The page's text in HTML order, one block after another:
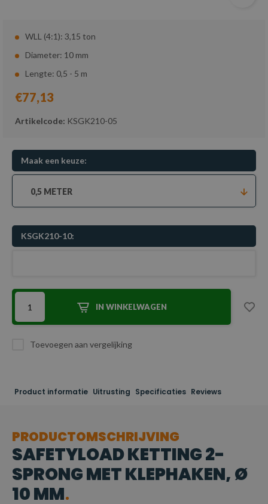
WLL (4:1): 3,15 ton
Diameter: 10 mm
Lengte: 0,5 - 5 m
€77,13
Artikelcode: KSGK210-05
Maak een keuze:
0,5 METER
KSGK210-10:
IN WINKELWAGEN
Toevoegen aan vergelijking
Product informatie Uitrusting Specificaties Reviews
PRODUCTOMSCHRIJVING
SAFETYLOAD KETTING 2-
SPRONG MET KLEPHAKEN, Ø
10 MM